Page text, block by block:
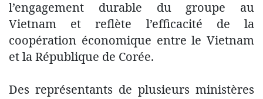
l’engagement durable du groupe au
Vietnam et reflète l’efficacité de la
coopération économique entre le Vietnam
et la République de Corée.
Des représentants de plusieurs ministères